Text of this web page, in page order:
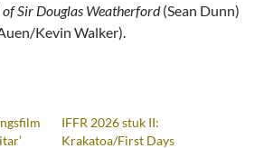
of Sir Douglas Weatherford(Sean Dunn)
Kevin Walker).
IFFR 2026 stuk II:
Krakatoa/First Days